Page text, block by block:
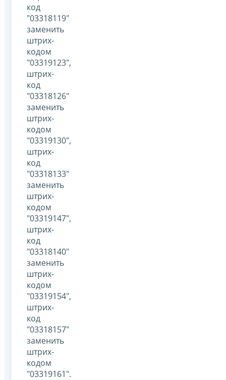
код
"03318119"
заменить
штрих-
кодом
"03319123",
штрих-
код
"03318126"
заменить
штрих-
кодом
"03319130",
штрих-
код
"03318133"
заменить
штрих-
кодом
"03319147",
штрих-
код
"03318140"
заменить
штрих-
кодом
"03319154",
штрих-
код
"03318157"
заменить
штрих-
кодом
"03319161".